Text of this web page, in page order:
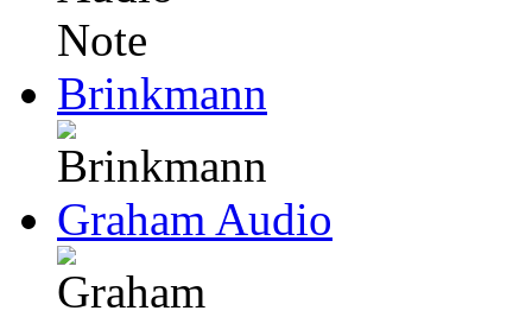
Brinkmann
Graham Audio